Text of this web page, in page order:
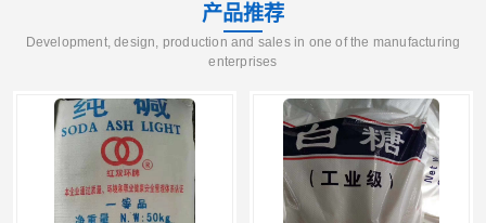
产品推荐
Development, design, production and sales in one of the manufacturing
enterprises